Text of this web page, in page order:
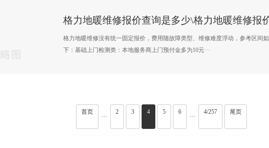
格力地暖维修没有统一固定报价，费用随故障类型、维修难度浮动，参考区间如
下：基础上门检测类‌：本地服务商上门预付金多为10元···
首页
···
2 3 4 5 6
···
4/257 尾页